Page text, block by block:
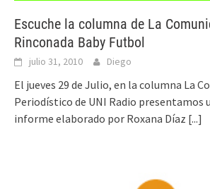
Escuche la columna de La
Rinconada Baby Futbol
julio 31, 2010 Diego
El jueves 29 de Julio, en la columna La
Periodístico de UNI Radio presentamos
informe elaborado por Roxana Díaz [...]